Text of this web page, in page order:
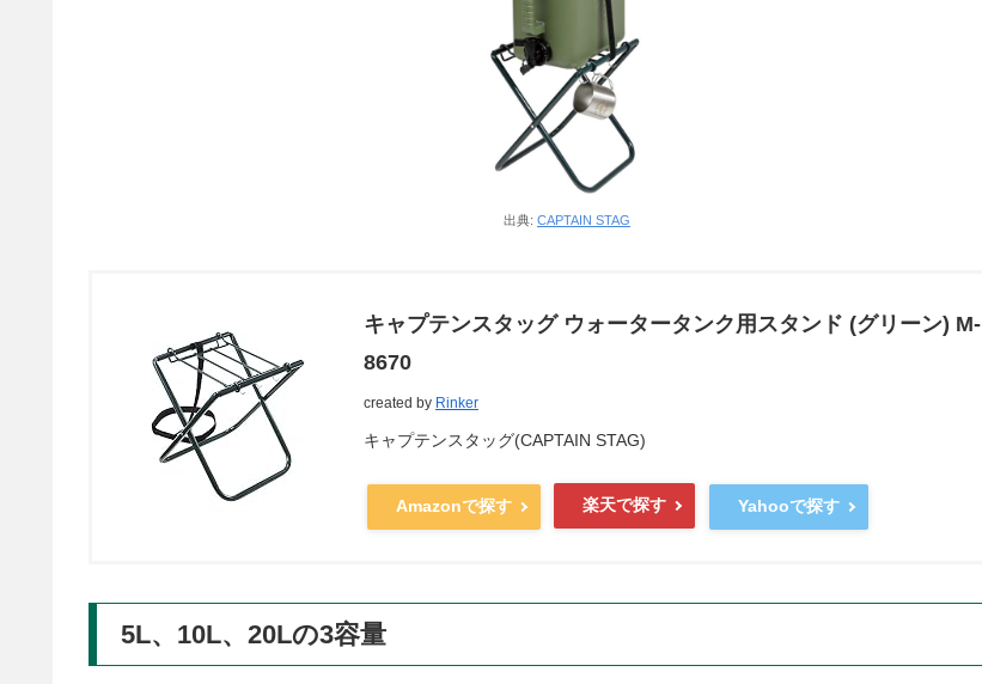
出典: CAPTAIN STAG
キャプテンスタッグ ウォータータンク用スタンド (グリーン) M-
8670
created by Rinker
キャプテンスタッグ(CAPTAIN STAG)
Amazonで探す 楽天で探す Yahooで探す
5L、10L、20Lの3容量